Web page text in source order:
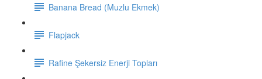
Banana Bread (Muzlu Ekmek)
Flapjack
Rafine Şekersiz Enerji Topları